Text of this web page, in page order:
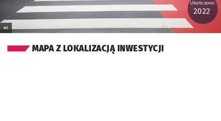
wi
Ukończono:
2022
MAPA Z LOKALIZACJĄ INWESTYCJI